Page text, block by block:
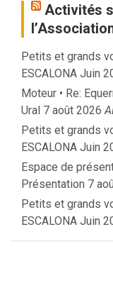
Activités
Petits et grands
ESCALONA Juin
Moteur • Re:
Ural 7 août 2026
Petits et grands
ESCALONA Juin
Espace de
Présentation 7
Petits et grands
ESCALONA Juin